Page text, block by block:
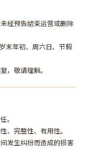
经预告结束运营或删除
末年初、周六日、节假
，敬请理解。
。
、完整性、有用性。
发生纠纷而造成的损害